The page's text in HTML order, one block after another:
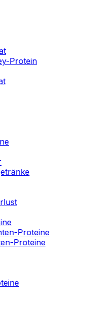
Protein
Proteine
Proteine